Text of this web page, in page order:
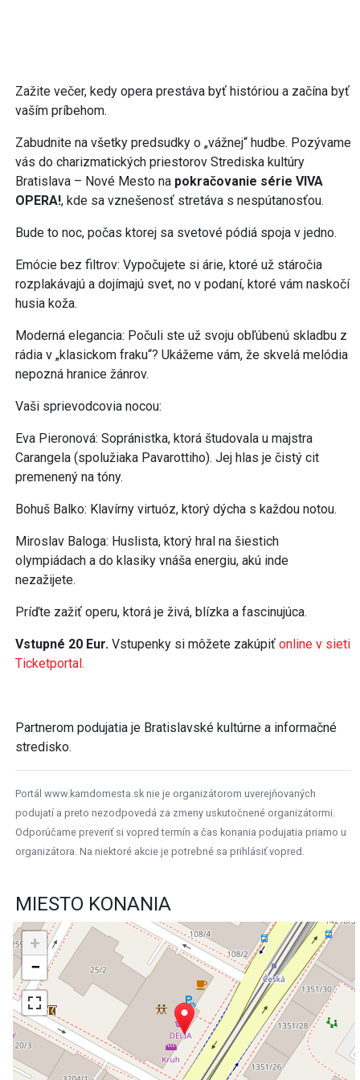
Zažite večer, kedy opera prestáva byť históriou a začína byť
vaším príbehom.
Zabudnite na všetky predsudky o „vážnej“ hudbe. Pozývame
vás do charizmatických priestorov Strediska kultúry
Bratislava – Nové Mesto na pokračovanie série VIVA
OPERA!, kde sa vznešenosť stretáva s nespútanosťou.
Bude to noc, počas ktorej sa svetové pódiá spoja v jedno.
Emócie bez filtrov: Vypočujete si árie, ktoré už stáročia
rozplakávajú a dojímajú svet, no v podaní, ktoré vám naskočí
husia koža.
Moderná elegancia: Počuli ste už svoju obľúbenú skladbu z
rádia v „klasickom fraku“? Ukážeme vám, že skvelá melódia
nepozná hranice žánrov.
Vaši sprievodcovia nocou:
Eva Pieronová: Sopránistka, ktorá študovala u majstra
Carangela (spolužiaka Pavarottiho). Jej hlas je čistý cit
premenený na tóny.
Bohuš Balko: Klavírny virtuóz, ktorý dýcha s každou notou.
Miroslav Baloga: Huslista, ktorý hral na šiestich
olympiádach a do klasiky vnáša energiu, akú inde
nezažijete.
Príďte zažiť operu, ktorá je živá, blízka a fascinujúca.
Vstupné 20 Eur. Vstupenky si môžete zakúpiť online v sieti
Ticketportal.
Partnerom podujatia je Bratislavské kultúrne a informačné
stredisko.
Portál www.kamdomesta.sk nie je organizátorom uverejňovaných
podujatí a preto nezodpovedá za zmeny uskutočnené organizátormi.
Odporúčame preveriť si vopred termín a čas konania podujatia priamo u
organizátora. Na niektoré akcie je potrebné sa prihlásiť vopred.
MIESTO KONANIA
+
−